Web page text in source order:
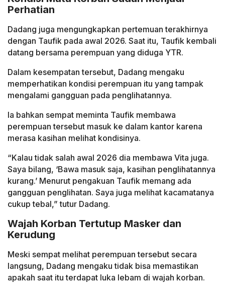
Perhatian
Dadang juga mengungkapkan pertemuan terakhirnya
dengan Taufik pada awal 2026. Saat itu, Taufik kembali
datang bersama perempuan yang diduga YTR.
Dalam kesempatan tersebut, Dadang mengaku
memperhatikan kondisi perempuan itu yang tampak
mengalami gangguan pada penglihatannya.
Ia bahkan sempat meminta Taufik membawa
perempuan tersebut masuk ke dalam kantor karena
merasa kasihan melihat kondisinya.
“Kalau tidak salah awal 2026 dia membawa Vita juga.
Saya bilang, ‘Bawa masuk saja, kasihan penglihatannya
kurang.’ Menurut pengakuan Taufik memang ada
gangguan penglihatan. Saya juga melihat kacamatanya
cukup tebal,” tutur Dadang.
Wajah Korban Tertutup Masker dan
Kerudung
Meski sempat melihat perempuan tersebut secara
langsung, Dadang mengaku tidak bisa memastikan
apakah saat itu terdapat luka lebam di wajah korban.